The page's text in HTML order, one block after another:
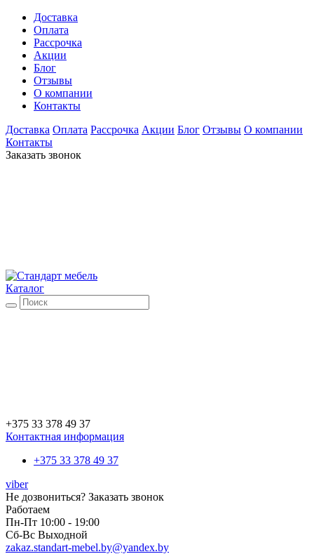
Доставка
Оплата
Рассрочка
Акции
Блог
Отзывы
О компании
Контакты
Доставка Оплата Рассрочка Акции Блог Отзывы О компании
Контакты
Заказать звонок
Каталог
+375 33 378 49 37
Контактная информация
+375 33 378 49 37
viber
Не дозвониться? Заказать звонок
Работаем
Пн-Пт 10:00 - 19:00
Сб-Вс Выходной
zakaz.standart-mebel.by@yandex.by